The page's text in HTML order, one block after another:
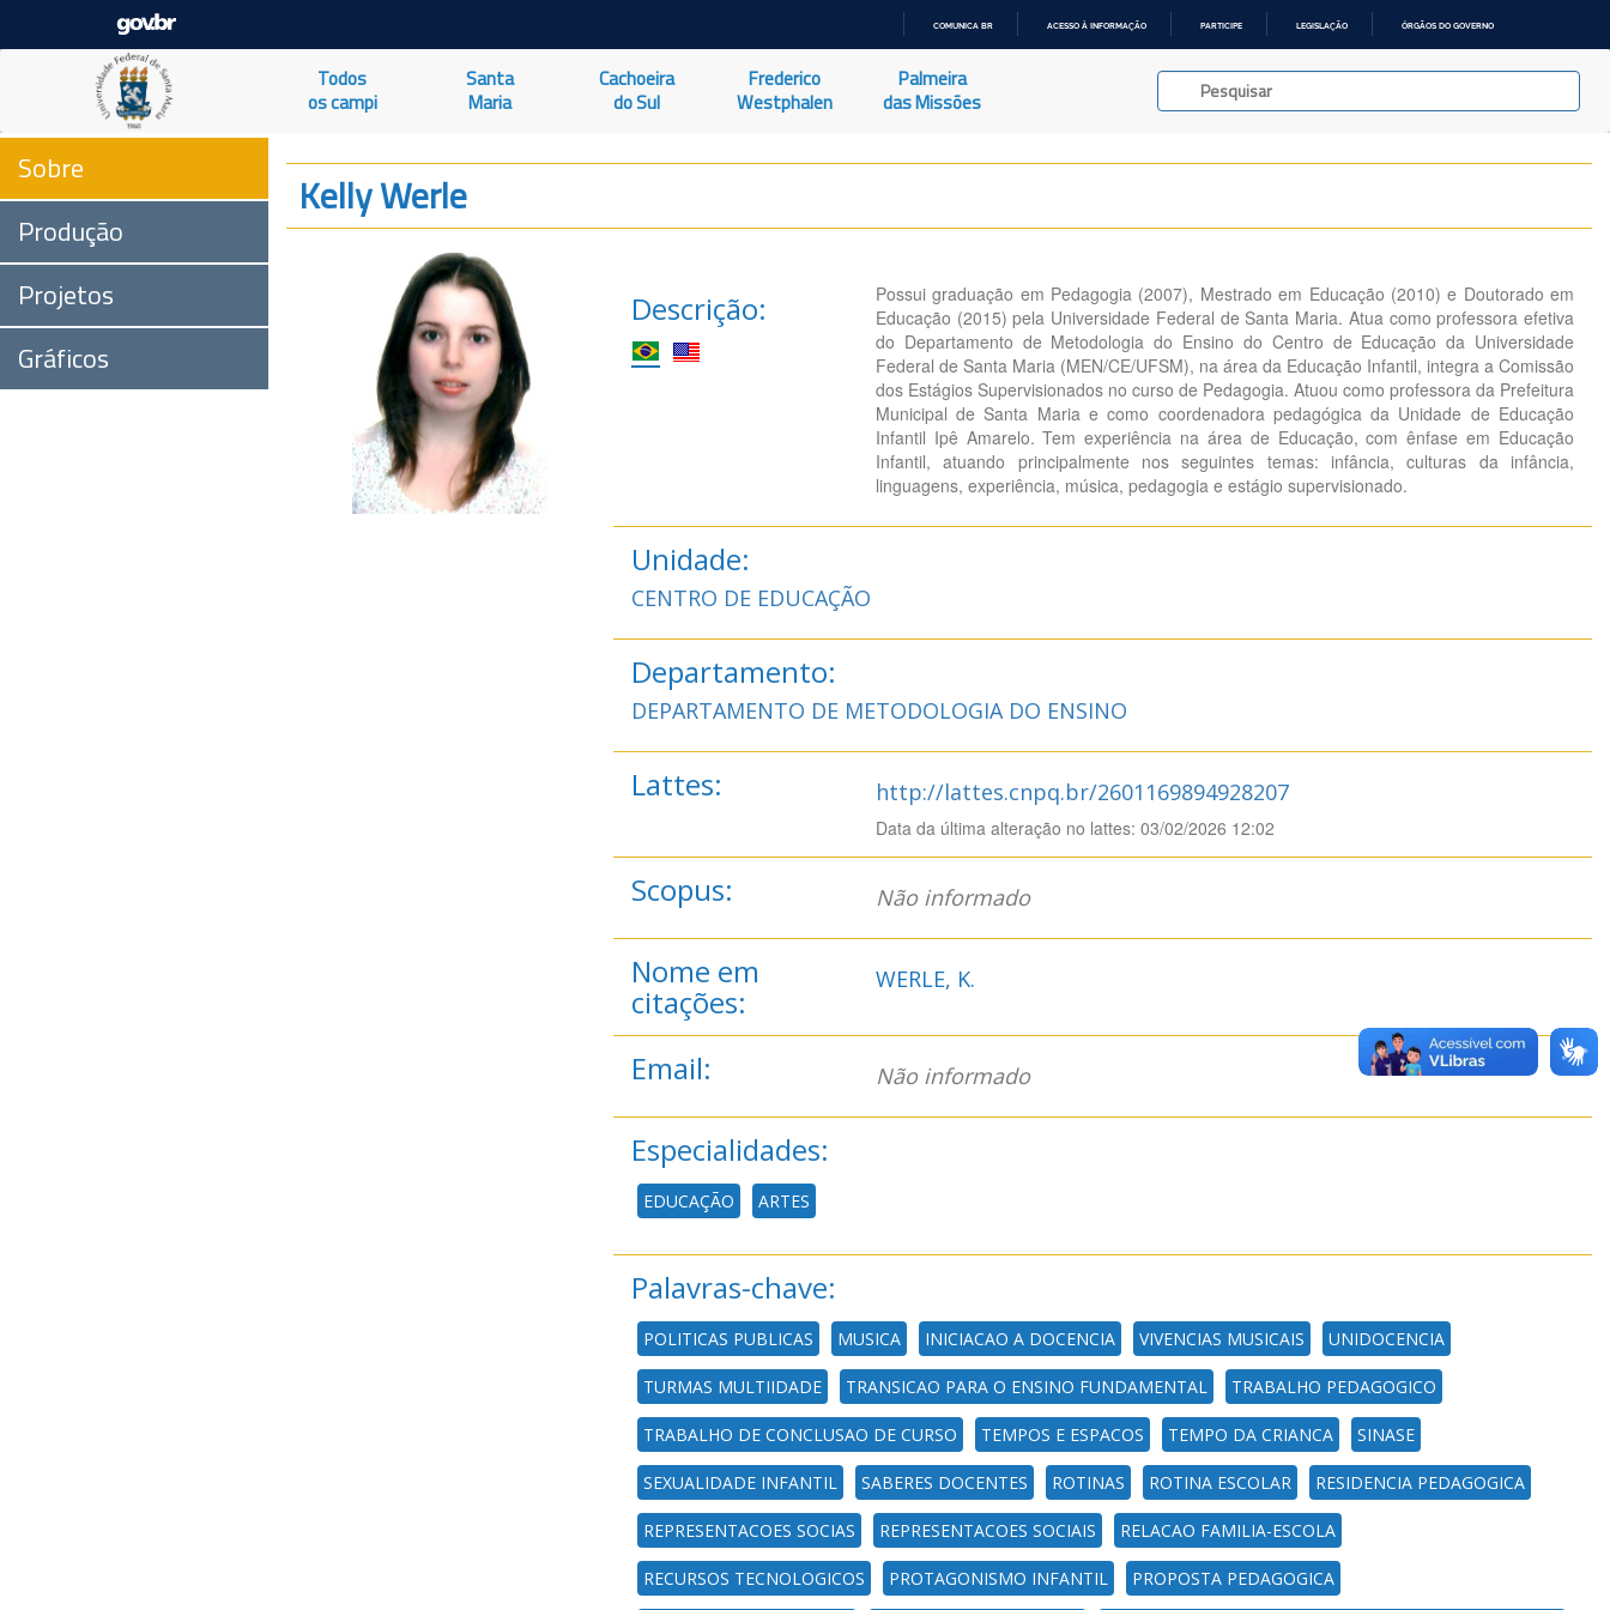
O
COMUNICA BR ACESSO À INFORMAÇÃO PARTICIPE LEGISLAÇÃO ÓRGÃOS DO GOVERNO
Todos
os campi
Santa
Maria
Cachoeira
do Sul
Frederico
Westphalen
Palmeira
das Missões
Sobre
Produção
Projetos
Gráficos
Kelly Werle
Descrição:
Possui graduação em Pedagogia (2007), Mestrado em Educação (2010) e Doutorado em
Educação (2015) pela Universidade Federal de Santa Maria. Atua como professora efetiva
do Departamento de Metodologia do Ensino do Centro de Educação da Universidade
Federal de Santa Maria (MEN/CE/UFSM), na área da Educação Infantil, integra a Comissão
dos Estágios Supervisionados no curso de Pedagogia. Atuou como professora da Prefeitura
Municipal de Santa Maria e como coordenadora pedagógica da Unidade de Educação
Infantil Ipê Amarelo. Tem experiência na área de Educação, com ênfase em Educação
Infantil, atuando principalmente nos seguintes temas: infância, culturas da infância,
linguagens, experiência, música, pedagogia e estágio supervisionado.
Unidade:
CENTRO DE EDUCAÇÃO
Departamento:
DEPARTAMENTO DE METODOLOGIA DO ENSINO
Lattes: http://lattes.cnpq.br/2601169894928207
Data da última alteração no lattes: 03/02/2026 12:02
Scopus: Não informado
Nome em
citações:
WERLE, K.
Email: Não informado
Especialidades:
EDUCAÇÃO ARTES
Palavras-chave:
POLITICAS PUBLICAS MUSICA INICIACAO A DOCENCIA VIVENCIAS MUSICAIS UNIDOCENCIA
TURMAS MULTIIDADE TRANSICAO PARA O ENSINO FUNDAMENTAL TRABALHO PEDAGOGICO
TRABALHO DE CONCLUSAO DE CURSO TEMPOS E ESPACOS TEMPO DA CRIANCA SINASE
SEXUALIDADE INFANTIL SABERES DOCENTES ROTINAS ROTINA ESCOLAR RESIDENCIA PEDAGOGICA
REPRESENTACOES SOCIAS REPRESENTACOES SOCIAIS RELACAO FAMILIA-ESCOLA
RECURSOS TECNOLOGICOS PROTAGONISMO INFANTIL PROPOSTA PEDAGOGICA